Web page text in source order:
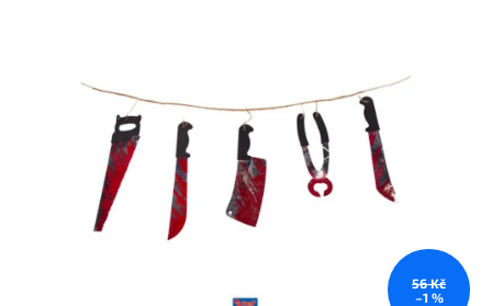
56 Kč
–1 %